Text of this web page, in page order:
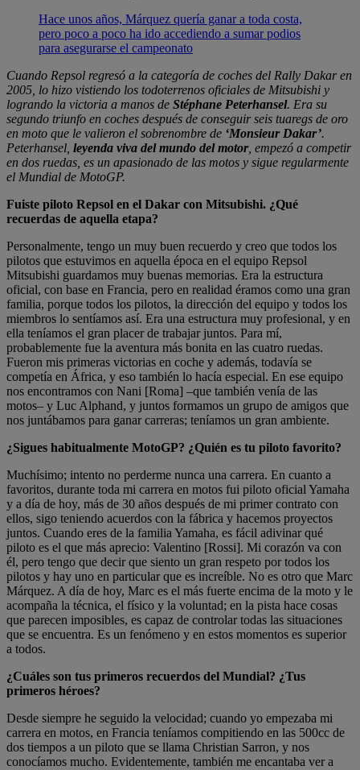
Hace unos años, Márquez quería ganar a toda costa,
pero poco a poco ha ido accediendo a sumar podios
para asegurarse el campeonato
Cuando Repsol regresó a la categoría de coches del Rally Dakar en
2005, lo hizo vistiendo los todoterrenos oficiales de Mitsubishi y
logrando la victoria a manos de Stéphane Peterhansel. Era su
segundo triunfo en coches después de conseguir seis tuaregs de oro
en moto que le valieron el sobrenombre de ‘Monsieur Dakar’.
Peterhansel, leyenda viva del mundo del motor, empezó a competir
en dos ruedas, es un apasionado de las motos y sigue regularmente
el Mundial de MotoGP.
Fuiste piloto Repsol en el Dakar con Mitsubishi. ¿Qué
recuerdas de aquella etapa?
Personalmente, tengo un muy buen recuerdo y creo que todos los
pilotos que estuvimos en aquella época en el equipo Repsol
Mitsubishi guardamos muy buenas memorias. Era la estructura
oficial, con base en Francia, pero en realidad éramos como una gran
familia, porque todos los pilotos, la dirección del equipo y todos los
miembros lo sentíamos así. Era una estructura muy profesional, y en
ella teníamos el gran placer de trabajar juntos. Para mí,
probablemente fue la aventura más bonita en las cuatro ruedas.
Fueron mis primeras victorias en coche y además, todavía se
competía en África, y eso también lo hacía especial. En ese equipo
nos encontramos con Nani [Roma] –que también venía de las
motos– y Luc Alphand, y juntos formamos un grupo de amigos que
nos juntábamos para ganar carreras; teníamos un gran ambiente.
¿Sigues habitualmente MotoGP? ¿Quién es tu piloto favorito?
Muchísimo; intento no perderme nunca una carrera. En cuanto a
favoritos, durante toda mi carrera en motos fui piloto oficial Yamaha
y a día de hoy, más de 30 años después de mi primer contrato con
ellos, sigo teniendo acuerdos con la fábrica y hacemos proyectos
juntos. Cuando eres de la familia Yamaha, es fácil adivinar qué
piloto es el que más aprecio: Valentino [Rossi]. Mi corazón va con
él, pero tengo que decir que siento un gran respeto por todos los
pilotos y hay uno en particular que es increíble. No es otro que Marc
Márquez. A día de hoy, Marc es el más fuerte encima de la moto y le
acompaña la técnica, el físico y la voluntad; en la pista hace cosas
que parecen imposibles, es capaz de controlar todas las situaciones
que se encuentra. Es un fenómeno y en estos momentos es superior
a todos.
¿Cuáles son tus primeros recuerdos del Mundial? ¿Tus
primeros héroes?
Desde siempre he seguido la velocidad; cuando yo empezaba mi
carrera en motos, en Francia teníamos compitiendo en las 500cc de
dos tiempos a un piloto que se llama Christian Sarron, y nos
conocíamos mucho. Evidentemente, también me encantaba ver a